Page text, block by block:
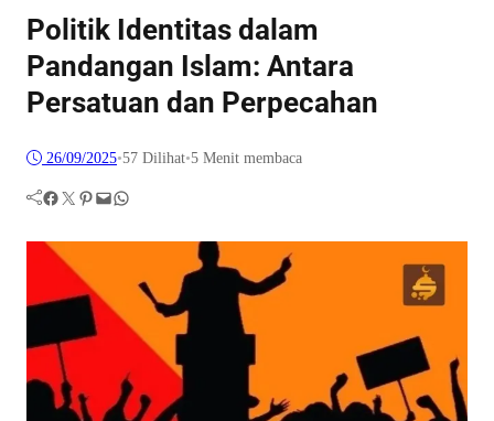
Politik Identitas dalam
Pandangan Islam: Antara
Persatuan dan Perpecahan
26/09/2025•57 Dilihat•5 Menit membaca
Facebook Twitter Pinterest Mail WhatsApp